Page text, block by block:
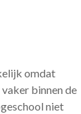
omdat
binnen de
niet